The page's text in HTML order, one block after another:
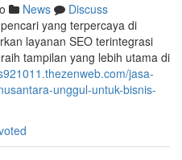
News
Discuss
yang terpercaya di
layanan SEO terintegrasi
tampilan yang lebih utama di
jasa-
unggul-untuk-bisnis-